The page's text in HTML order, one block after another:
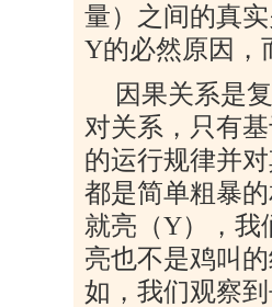
量）之间的真
Y的必然原因，
因果关系是
对关系，只有
的运行规律并
都是简单粗暴
就亮（Y），我
亮也不是鸡叫
如，我们观察